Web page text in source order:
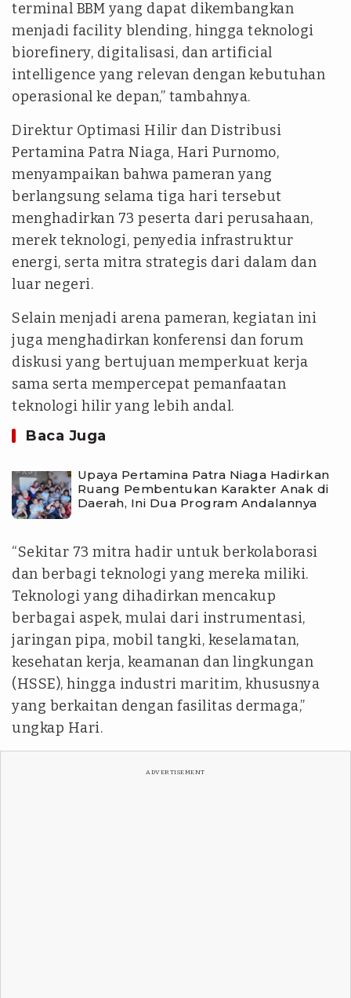
terminal BBM yang dapat dikembangkan
menjadi facility blending, hingga teknologi
biorefinery, digitalisasi, dan artificial
intelligence yang relevan dengan kebutuhan
operasional ke depan,” tambahnya.
Direktur Optimasi Hilir dan Distribusi
Pertamina Patra Niaga, Hari Purnomo,
menyampaikan bahwa pameran yang
berlangsung selama tiga hari tersebut
menghadirkan 73 peserta dari perusahaan,
merek teknologi, penyedia infrastruktur
energi, serta mitra strategis dari dalam dan
luar negeri.
Selain menjadi arena pameran, kegiatan ini
juga menghadirkan konferensi dan forum
diskusi yang bertujuan memperkuat kerja
sama serta mempercepat pemanfaatan
teknologi hilir yang lebih andal.
Baca Juga
Upaya Pertamina Patra Niaga Hadirkan
Ruang Pembentukan Karakter Anak di
Daerah, Ini Dua Program Andalannya
“Sekitar 73 mitra hadir untuk berkolaborasi
dan berbagi teknologi yang mereka miliki.
Teknologi yang dihadirkan mencakup
berbagai aspek, mulai dari instrumentasi,
jaringan pipa, mobil tangki, keselamatan,
kesehatan kerja, keamanan dan lingkungan
(HSSE), hingga industri maritim, khususnya
yang berkaitan dengan fasilitas dermaga,”
ungkap Hari.
ADVERTISEMENT